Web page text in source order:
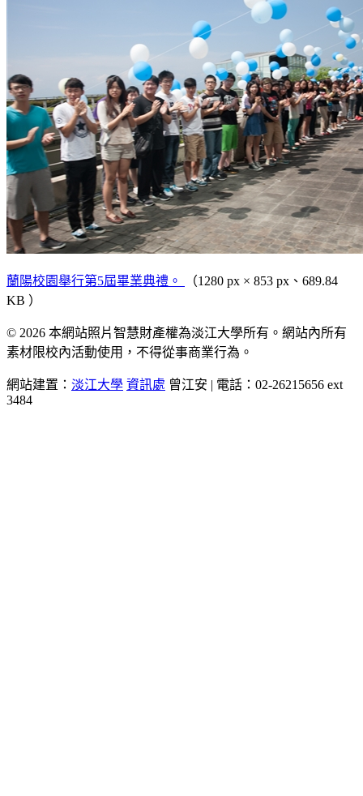
蘭陽校園舉行第5屆畢業典禮。
（1280 px × 853 px、689.84
KB ）
© 2026 本網站照片智慧財產權為淡江大學所有。網站內所有
素材限校內活動使用，不得從事商業行為。
網站建置： 淡江大學 資訊處 曾江安 | 電話：02-26215656 ext
3484